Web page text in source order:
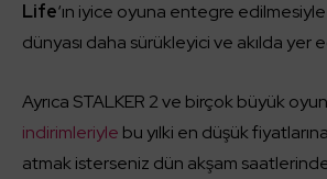
Life‘ın iyice oyuna entegre
dünyası daha sürükleyici ve akılda yer
Ayrıca STALKER 2 ve birçok büyük
indirimleriyle bu yılki en düşük
atmak isterseniz dün akşam